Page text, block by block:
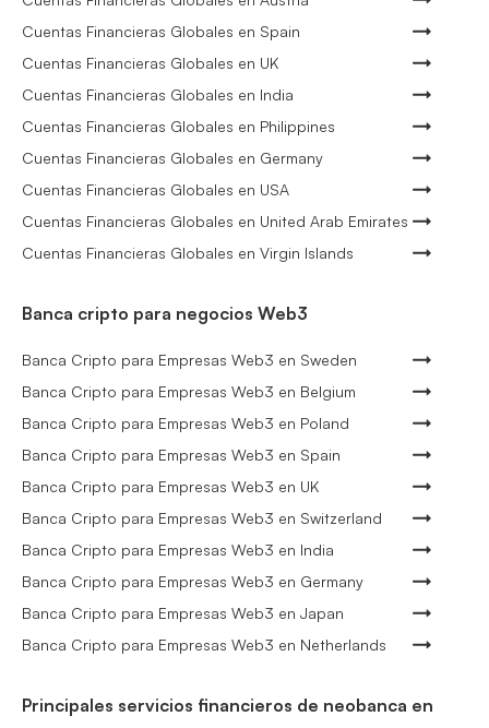
Cuentas Financieras Globales en Spain
Cuentas Financieras Globales en UK
Cuentas Financieras Globales en India
Cuentas Financieras Globales en Philippines
Cuentas Financieras Globales en Germany
Cuentas Financieras Globales en USA
Cuentas Financieras Globales en United Arab Emirates
Cuentas Financieras Globales en Virgin Islands
Banca cripto para negocios Web3
Banca Cripto para Empresas Web3 en Sweden
Banca Cripto para Empresas Web3 en Belgium
Banca Cripto para Empresas Web3 en Poland
Banca Cripto para Empresas Web3 en Spain
Banca Cripto para Empresas Web3 en UK
Banca Cripto para Empresas Web3 en Switzerland
Banca Cripto para Empresas Web3 en India
Banca Cripto para Empresas Web3 en Germany
Banca Cripto para Empresas Web3 en Japan
Banca Cripto para Empresas Web3 en Netherlands
Principales servicios financieros de neobanca en